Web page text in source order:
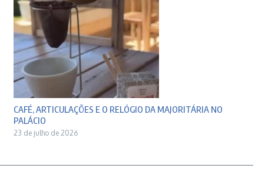
CAFÉ, ARTICULAÇÕES E O RELÓGIO DA MAJORITÁRIA NO
PALÁCIO
23 de julho de 2026